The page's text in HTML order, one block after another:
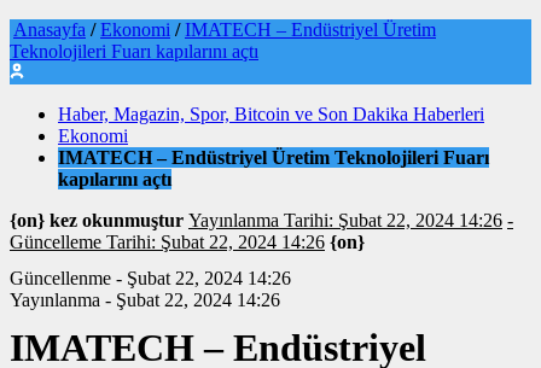
Anasayfa / Ekonomi / IMATECH – Endüstriyel Üretim
Teknolojileri Fuarı kapılarını açtı
Haber, Magazin, Spor, Bitcoin ve Son Dakika Haberleri
Ekonomi
IMATECH – Endüstriyel Üretim Teknolojileri Fuarı
kapılarını açtı
{on} kez okunmuştur Yayınlanma Tarihi: Şubat 22, 2024 14:26 -
Güncelleme Tarihi: Şubat 22, 2024 14:26 {on}
Güncellenme - Şubat 22, 2024 14:26
Yayınlanma - Şubat 22, 2024 14:26
IMATECH – Endüstriyel